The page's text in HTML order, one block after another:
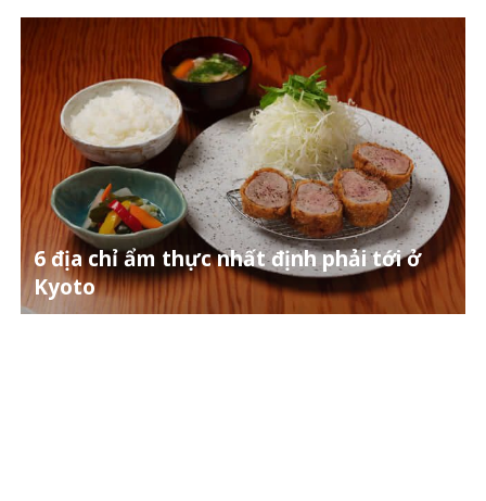
6 địa chỉ ẩm thực nhất định phải tới ở
Kyoto